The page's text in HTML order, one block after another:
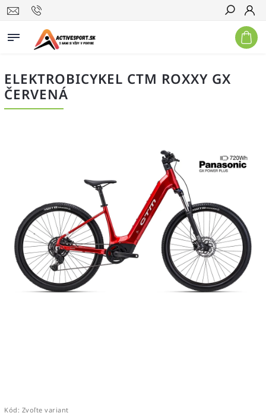
Hľadať
ELEKTROBICYKEL CTM ROXXY GX
ČERVENÁ
Kód: Zvoľte variant